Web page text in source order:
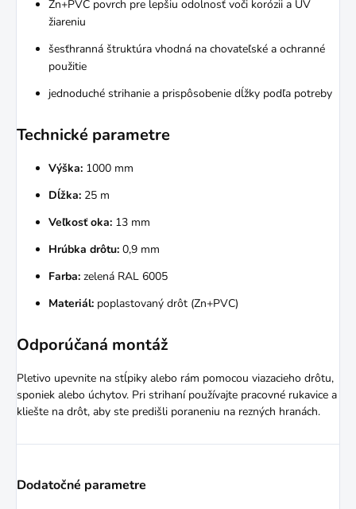
Zn+PVC povrch pre lepšiu odolnosť voči korózii a UV
žiareniu
šesťhranná štruktúra vhodná na chovateľské a ochranné
použitie
jednoduché strihanie a prispôsobenie dĺžky podľa potreby
Technické parametre
Výška: 1000 mm
Dĺžka: 25 m
Veľkosť oka: 13 mm
Hrúbka drôtu: 0,9 mm
Farba: zelená RAL 6005
Materiál: poplastovaný drôt (Zn+PVC)
Odporúčaná montáž
Pletivo upevnite na stĺpiky alebo rám pomocou viazacieho drôtu,
sponiek alebo úchytov. Pri strihaní používajte pracovné rukavice a
kliešte na drôt, aby ste predišli poraneniu na rezných hranách.
Dodatočné parametre